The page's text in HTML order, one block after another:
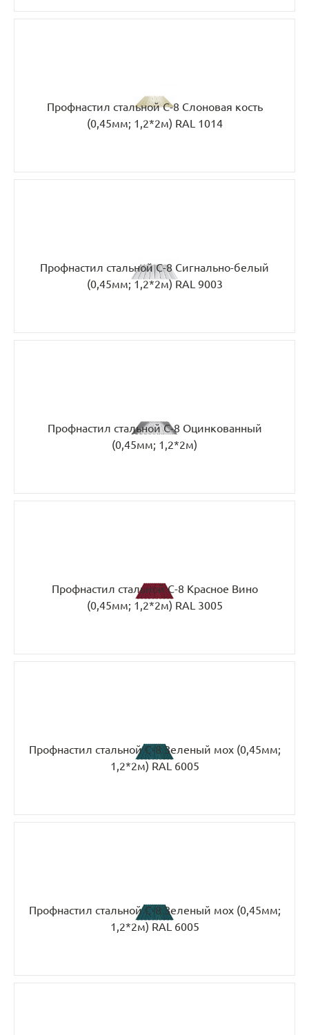
Профнастил стальной С-8 Слоновая кость
(0,45мм; 1,2*2м) RAL 1014
Профнастил стальной С-8 Сигнально-белый
(0,45мм; 1,2*2м) RAL 9003
Профнастил стальной С-8 Оцинкованный
(0,45мм; 1,2*2м)
Профнастил стальной С-8 Красное Вино
(0,45мм; 1,2*2м) RAL 3005
Профнастил стальной С-8 Зеленый мох (0,45мм;
1,2*2м) RAL 6005
Профнастил стальной С-8 Зеленый мох (0,45мм;
1,2*2м) RAL 6005